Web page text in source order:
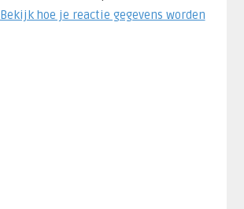
Bekijk hoe je reactie gegevens worden